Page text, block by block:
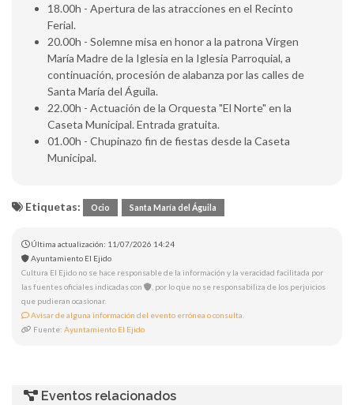
18.00h - Apertura de las atracciones en el Recinto
Ferial.
20.00h - Solemne misa en honor a la patrona Virgen
María Madre de la Iglesia en la Iglesia Parroquial, a
continuación, procesión de alabanza por las calles de
Santa María del Águila.
22.00h - Actuación de la Orquesta "El Norte" en la
Caseta Municipal. Entrada gratuita.
01.00h - Chupinazo fin de fiestas desde la Caseta
Municipal.
Etiquetas: Ocio Santa María del Águila
Última actualización: 11/07/2026 14:24
Ayuntamiento El Ejido
Cultura El Ejido no se hace responsable de la información y la veracidad facilitada por
las fuentes oficiales indicadas con
, por lo que no se responsabiliza de los perjuicios
que pudieran ocasionar.
Avisar de alguna información del evento errónea o consulta.
Fuente: Ayuntamiento El Ejido
Eventos relacionados